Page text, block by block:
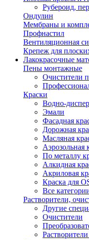
Рубероид,
Ондулин
Мембраны и
Профнастил
Вентиляционная
Крепеж для
Лакокрасочные
Пены монтажные
Очистители
Краски
Водно-
Эмали
Фасадная
Дорожная
Масляная
Аэрозольная
По металлу
Алкидная
Акриловая
Краска для
Все
Растворители,
Другие
Очистители